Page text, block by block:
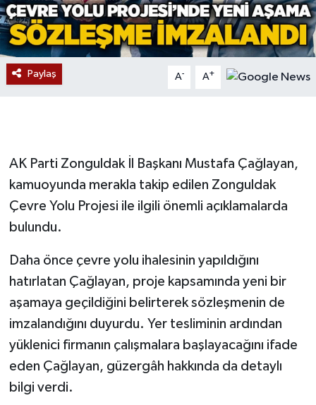
Paylaş A- A+
AK Parti Zonguldak İl Başkanı Mustafa Çağlayan,
kamuoyunda merakla takip edilen Zonguldak
Çevre Yolu Projesi ile ilgili önemli açıklamalarda
bulundu.
Daha önce çevre yolu ihalesinin yapıldığını
hatırlatan Çağlayan, proje kapsamında yeni bir
aşamaya geçildiğini belirterek sözleşmenin de
imzalandığını duyurdu. Yer tesliminin ardından
yüklenici firmanın çalışmalara başlayacağını ifade
eden Çağlayan, güzergâh hakkında da detaylı
bilgi verdi.
Eğitim
Ekonomi
GÜNDEM
İş ilanı
Kültür - Sanat
MAGAZİN
Politika
Resmi İlan